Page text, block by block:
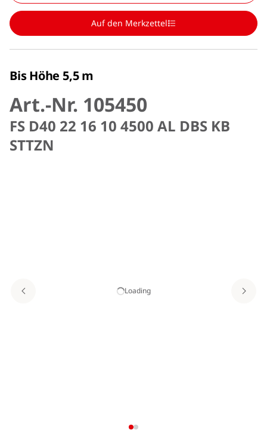
Auf den Merkzettel
Bis Höhe 5,5 m
Art.-Nr. 105450
FS D40 22 16 10 4500 AL DBS KB
STTZN
Loading